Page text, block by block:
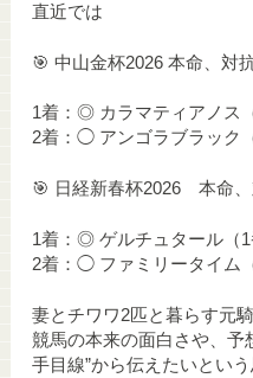
直近では
🎯 中山金杯2026 本命、対
1着：◎ カラマティアノス
2着：◯ アンゴラブラック
🎯 日経新春杯2026 本命
1着：◎ ゲルチュタール（1
2着：◯ ファミリータイム
妻とチワワ2匹と暮らす元騎
競馬の本来の面白さや、予
手目線”から伝えたいとい